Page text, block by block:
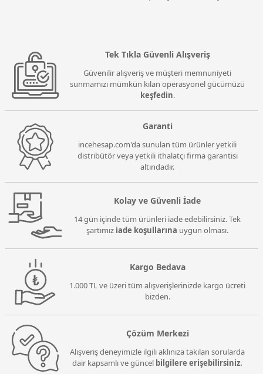
Tek Tıkla Güvenli Alışveriş
Güvenilir alışveriş ve müşteri memnuniyeti
sunmamızı mümkün kılan operasyonel gücümüzü
keşfedin.
Garanti
incehesap.com'da sunulan tüm ürünler yetkili
distribütör veya yetkili ithalatçı firma garantisi
altındadır.
Kolay ve Güvenli İade
14 gün içinde tüm ürünleri iade edebilirsiniz. Tek
şartımız iade koşullarına uygun olması.
Kargo Bedava
1.000 TL ve üzeri tüm alışverişlerinizde kargo ücreti
bizden.
Çözüm Merkezi
Alışveriş deneyimizle ilgili aklınıza takılan sorularda
dair kapsamlı ve güncel bilgilere erişebilirsiniz.